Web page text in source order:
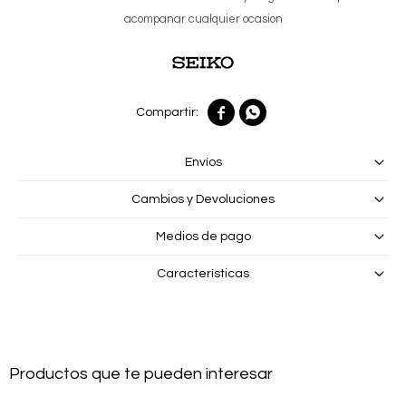
acompanar cualquier ocasion
 
Envíos
Cambios y Devoluciones
Medios de pago
Características
Productos que te pueden interesar